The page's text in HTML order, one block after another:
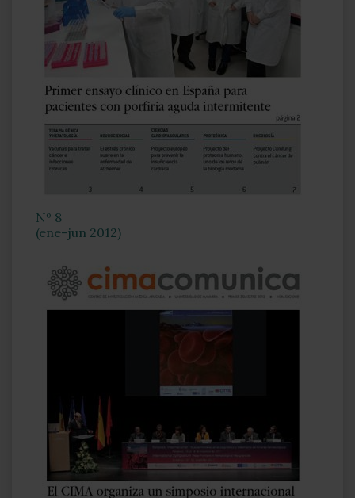
Nº 8
(ene-jun 2012)